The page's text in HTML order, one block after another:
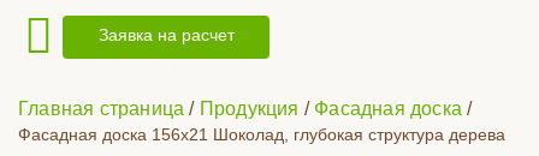
Заявка на расчет
Главная страница / Продукция / Фасадная доска /
Фасадная доска 156x21 Шоколад, глубокая структура дерева